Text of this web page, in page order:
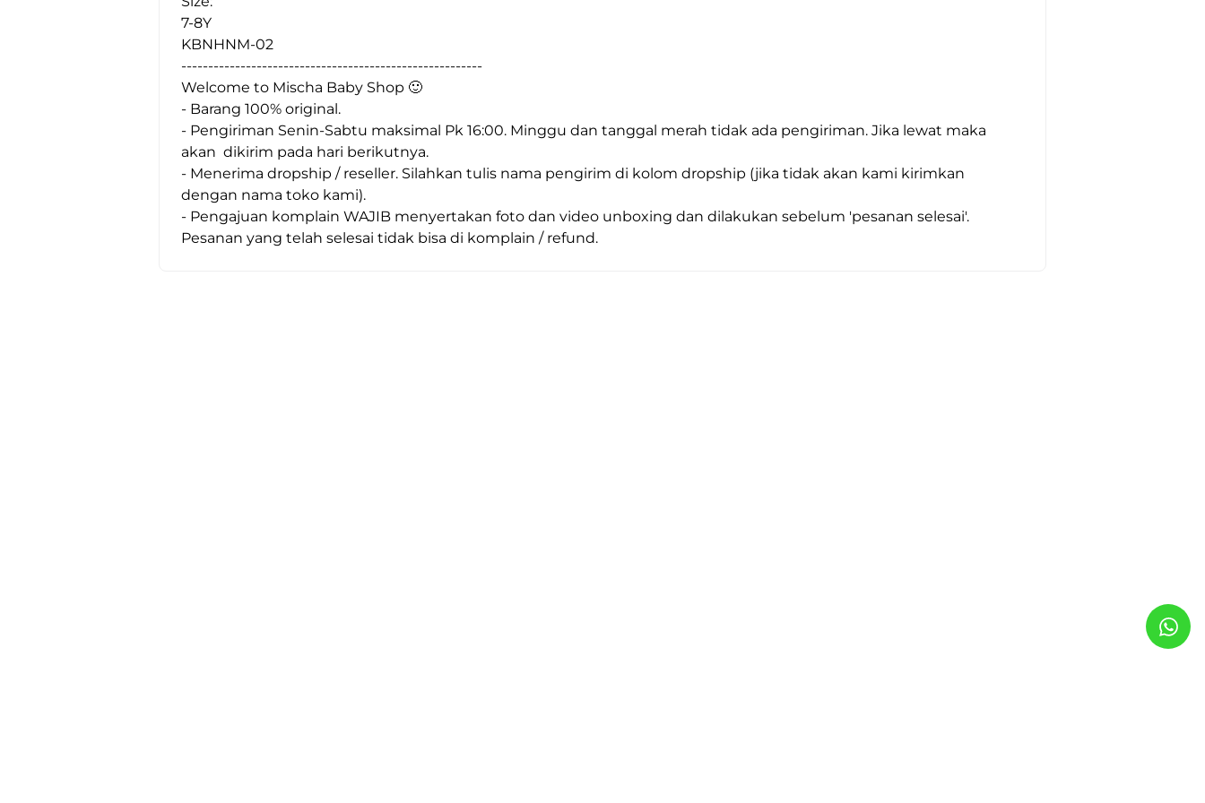
7-8Y
KBNHNM-02
--------------------------------------------------------
Welcome to Mischa Baby Shop 🙂
- Barang 100% original.
- Pengiriman Senin-Sabtu maksimal Pk 16:00. Minggu dan tanggal merah tidak ada pengiriman. Jika lewat maka
akan  dikirim pada hari berikutnya.
- Menerima dropship / reseller. Silahkan tulis nama pengirim di kolom dropship (jika tidak akan kami kirimkan
dengan nama toko kami).
- Pengajuan komplain WAJIB menyertakan foto dan video unboxing dan dilakukan sebelum 'pesanan selesai'.
Pesanan yang telah selesai tidak bisa di komplain / refund.